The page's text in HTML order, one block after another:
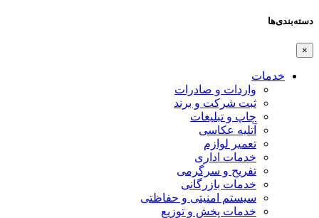
دسته‌بندی‌ها
×
خدمات
واردات و صادرات
ثبت شرکت و برند
چاپ و تبلیغات
آتلیه عکاسی
تعمیر لوازم
خدمات اداری
تفریح و سرگرمی
خدمات بازرگانی
سیستم امنیتی و حفاظتی
خدمات پخش و توزیع